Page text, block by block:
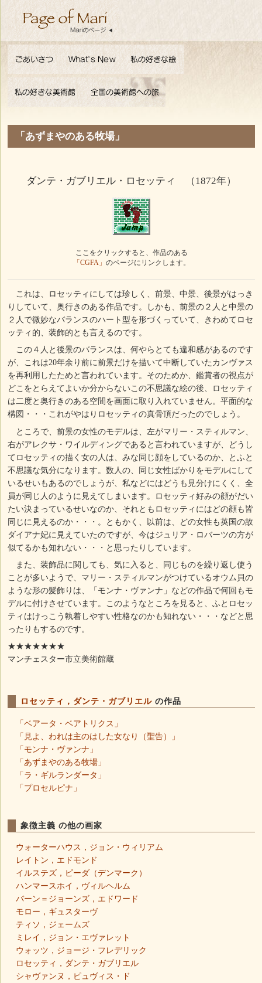
「あずまやのある牧場」
ダンテ・ガブリエル・ロセッティ （1872年）
ここをクリックすると、作品のある
「CGFA」 のページにリンクします。
これは、ロセッティにしては珍しく、前景、中景、後景がはっき
りしていて、奥行きのある作品です。しかも、前景の２人と中景の
２人で微妙なバランスのハート型を形づくっていて、きわめてロセ
ッティ的、装飾的とも言えるのです。
この４人と後景のバランスは、何やらとても違和感があるのです
が、これは20年余り前に前景だけを描いて中断していたカンヴァス
を再利用したためと言われています。そのためか、鑑賞者の視点が
どこをとらえてよいか分からないこの不思議な絵の後、ロセッティ
は二度と奥行きのある空間を画面に取り入れていません。平面的な
構図・・・これがやはりロセッティの真骨頂だったのでしょう。
ところで、前景の女性のモデルは、左がマリー・スティルマン、
右がアレクサ・ワイルディングであると言われていますが、どうし
てロセッティの描く女の人は、みな同じ顔をしているのか、とふと
不思議な気分になります。数人の、同じ女性ばかりをモデルにして
いるせいもあるのでしょうが、私などにはどうも見分けにくく、全
員が同じ人のように見えてしまいます。ロセッティ好みの顔がだい
たい決まっているせいなのか、それともロセッティにはどの顔も皆
同じに見えるのか・・・。ともかく、以前は、どの女性も英国の故
ダイアナ妃に見えていたのですが、今はジュリア・ロバーツの方が
似てるかも知れない・・・と思ったりしています。
また、装飾品に関しても、気に入ると、同じものを繰り返し使う
ことが多いようで、マリー・スティルマンがつけているオウム貝の
ような形の髪飾りは、「モンナ・ヴァンナ」などの作品で何回もモ
デルに付けさせています。このようなところを見ると、ふとロセッ
ティはけっこう執着しやすい性格なのかも知れない・・・などと思
ったりもするのです。
★★★★★★★
マンチェスター市立美術館蔵
ロセッティ，ダンテ・ガブリエル の作品
「ベアータ・ベアトリクス」
「見よ、われは主のはした女なり（聖告）」
「モンナ・ヴァンナ」
「あずまやのある牧場」
「ラ・ギルランダータ」
「プロセルピナ」
象徴主義 の他の画家
ウォーターハウス，ジョン・ウィリアム
レイトン，エドモンド
イルステズ，ピーダ（デンマーク）
ハンマースホイ，ヴィルヘルム
バーン＝ジョーンズ，エドワード
モロー，ギュスターヴ
ティソ，ジェームズ
ミレイ，ジョン・エヴァレット
ウォッツ，ジョージ・フレデリック
ロセッティ，ダンテ・ガブリエル
シャヴァンヌ，ピュヴィス・ド